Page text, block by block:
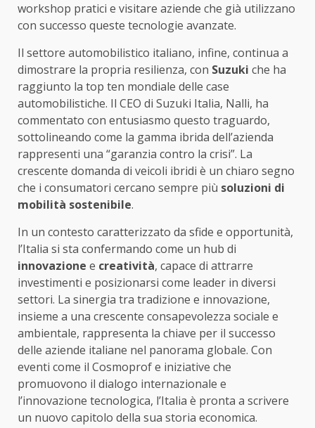
workshop pratici e visitare aziende che già utilizzano
con successo queste tecnologie avanzate.
Il settore automobilistico italiano, infine, continua a
dimostrare la propria resilienza, con Suzuki che ha
raggiunto la top ten mondiale delle case
automobilistiche. Il CEO di Suzuki Italia, Nalli, ha
commentato con entusiasmo questo traguardo,
sottolineando come la gamma ibrida dell’azienda
rappresenti una “garanzia contro la crisi”. La
crescente domanda di veicoli ibridi è un chiaro segno
che i consumatori cercano sempre più soluzioni di
mobilità sostenibile.
In un contesto caratterizzato da sfide e opportunità,
l’Italia si sta confermando come un hub di
innovazione e creatività, capace di attrarre
investimenti e posizionarsi come leader in diversi
settori. La sinergia tra tradizione e innovazione,
insieme a una crescente consapevolezza sociale e
ambientale, rappresenta la chiave per il successo
delle aziende italiane nel panorama globale. Con
eventi come il Cosmoprof e iniziative che
promuovono il dialogo internazionale e
l’innovazione tecnologica, l’Italia è pronta a scrivere
un nuovo capitolo della sua storia economica.